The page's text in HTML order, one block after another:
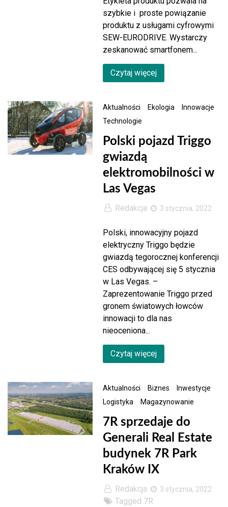
szybkie i proste powiązanie
produktu z usługami cyfrowymi
SEW-EURODRIVE. Wystarczy
zeskanować smartfonem...
Czytaj więcej
Aktualności Ekologia
Innowacje
Technologie
Polski pojazd Triggo
gwiazdą
elektromobilności w
Las Vegas
Redakcja 3 stycznia, 2022
Polski, innowacyjny pojazd
elektryczny Triggo będzie
gwiazdą tegorocznej konferencji
CES odbywającej się 5 stycznia
w Las Vegas. –
Zaprezentowanie Triggo przed
gronem światowych łowców
innowacji to dla nas
nieoceniona...
Czytaj więcej
Aktualności Biznes
Inwestycje
Logistyka
Magazynowanie
7R sprzedaje do
Generali Real Estate
budynek 7R Park
Kraków IX
Redakcja 3 stycznia, 2022
Tagged 7R